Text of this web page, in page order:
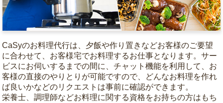
CaSyのお料理代行は、夕飯や作り置きなどお客様のご要望
に合わせて、お客様宅でお料理するお仕事となります。サー
ビスにお伺いするまでの間に、チャット機能を利用して、お
客様の直接のやりとりが可能ですので、どんなお料理を作れ
ば良いかなどのリクエストは事前に確認ができます。
栄養士、調理師などお料理に関する資格をお持ちの方はもち